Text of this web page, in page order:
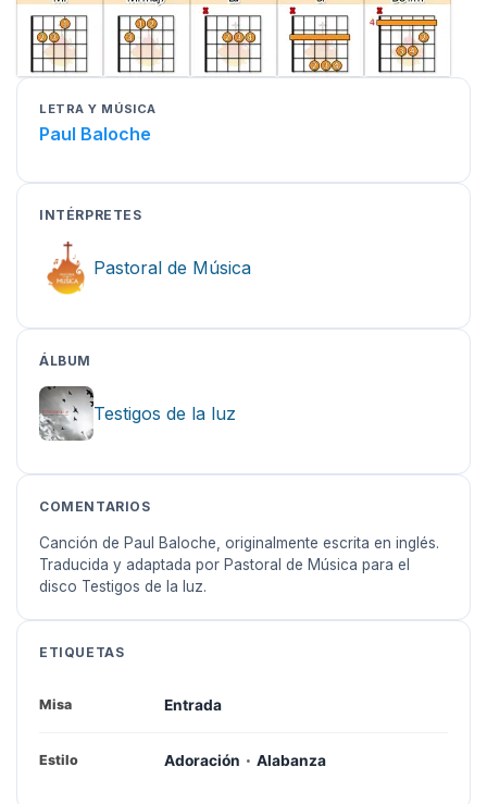
LETRA Y MÚSICA
Paul Baloche
INTÉRPRETES
Pastoral de Música
ÁLBUM
Testigos de la luz
COMENTARIOS
Canción de Paul Baloche, originalmente escrita en inglés.
Traducida y adaptada por Pastoral de Música para el
disco Testigos de la luz.
ETIQUETAS
Misa Entrada
Estilo Adoración · Alabanza